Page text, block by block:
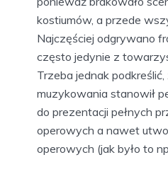
kostiumów, a przede
Najczęściej odgrywano
często jedynie z
Trzeba jednak
muzykowania stanowił
do prezentacji pełnych
operowych a nawet
operowych (jak było to